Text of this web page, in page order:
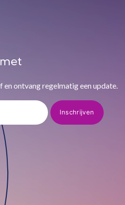
ontvang regelmatig een update.